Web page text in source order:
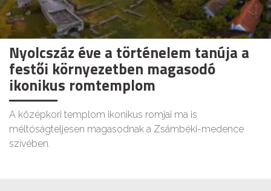
Nyolcszáz éve a történelem tanúja a
festői környezetben magasodó
ikonikus romtemplom
A középkori templom ikonikus romjai ma is
méltóságteljesen magasodnak a Zsámbéki-medence
szívében.